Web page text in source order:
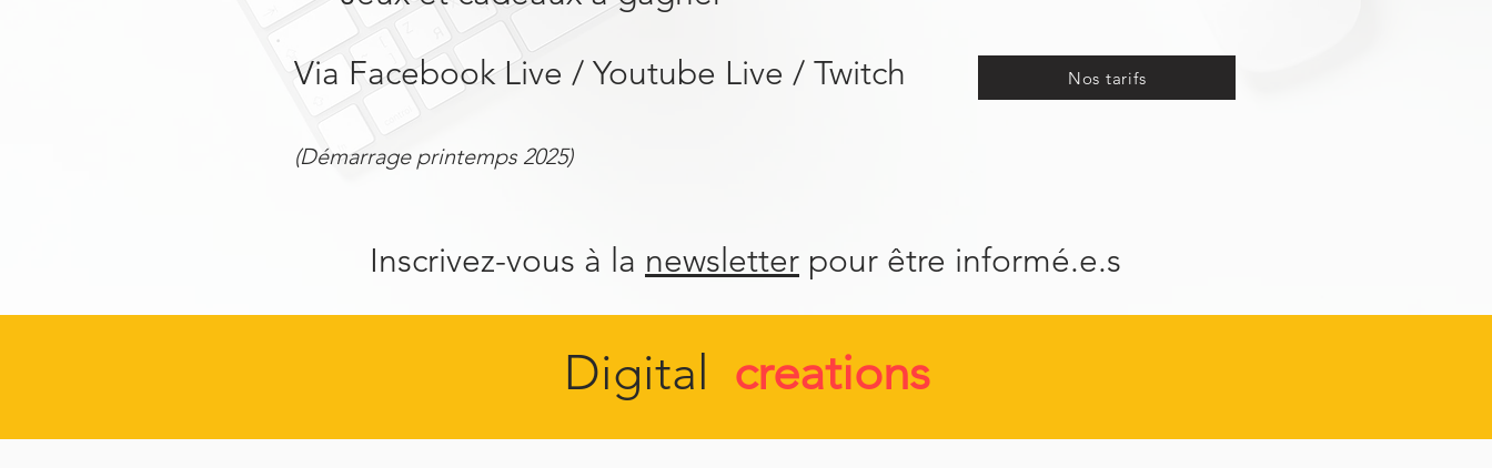
Via Facebook Live / Youtube Live / Twitch
(Démarrage printemps 2025)
Nos tarifs
Inscrivez-vous à la newsletter pour être informé.e.s
Digital creations